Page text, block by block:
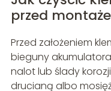
przed
Przed założeniem
bieguny
nalot lub ślady
drucianą albo